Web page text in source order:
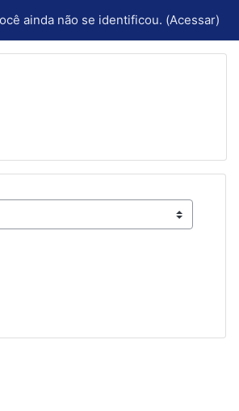
ainda não se identificou. (Acessar)